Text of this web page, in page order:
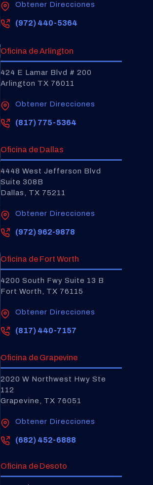
Obtener Direcciones
(972) 440-5364
Oficina de Arlington
424 E Lamar Blvd # 200
Arlington TX 76011
Obtener Direcciones
(817) 775-5364
Oficina de Dallas
4448 West Jefferson Blvd
Suite 308B
Dallas, TX 75211
Obtener Direcciones
(972) 962-9878
Oficina de Fort Worth
4200 South Fwy Suite 13 B
Fort Worth, TX 76115
Obtener Direcciones
(817) 440-7157
Oficina de Grapevine
2020 W Northwest Hwy Ste
112
Grapevine, TX 76051
Obtener Direcciones
(682) 452-6888
Oficina de Desoto